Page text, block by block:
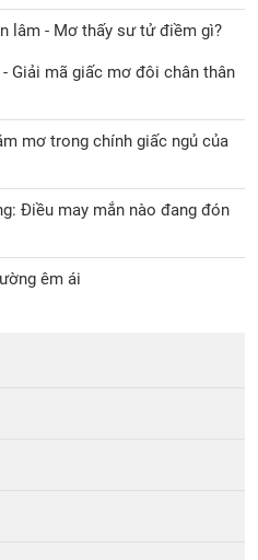
lâm - Mơ thấy sư tử điềm gì?
Giải mã giấc mơ đôi chân thân
mơ trong chính giấc ngủ của
Điều may mắn nào đang đón
êm ái